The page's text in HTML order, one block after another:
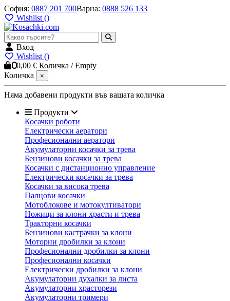
София: 0887 201 700Варна: 0888 526 133
Wishlist ()
Вход
Wishlist ()
00,00 € Количка /Empty
Количка
×
Няма добавени продукти във вашата количка
Продукти
Косачки роботи
Електрически аератори
Професионални аератори
Акумулаторни косачки за трева
Бензинови косачки за трева
Косачки с дистанционно управление
Електрически косачки за трева
Косачки за висока трева
Палцови косачки
Мотоблокове и мотокултиватори
Ножици за клони храсти и трева
Тракторни косачки
Бензинови кастрачки за клони
Моторни дробилки за клони
Професионални дробилки за клони
Професионални косачки
Електрически дробилки за клони
Акумулаторни духалки за листа
Акумулаторни храсторези
Акумулаторни тримери